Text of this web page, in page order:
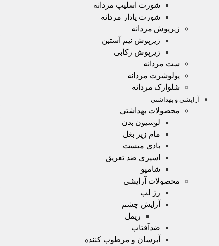
شورت اسلیپ مردانه
شورت پادار مردانه
زیرپوش مردانه
زیرپوش نیم آستین
زیرپوش رکابی
ست مردانه
پولوشرت مردانه
شلوارک مردانه
آرایشی و بهداشتی
محصولات بهداشتی
لوسیون بدن
مام زیر بغل
بادی میست
اسپری ضد تعریق
شامپو
محصولات آرایشی
رژ لب
آرایش چشم
ریمل
ضدآفتاب
آبرسان و مرطوب کننده